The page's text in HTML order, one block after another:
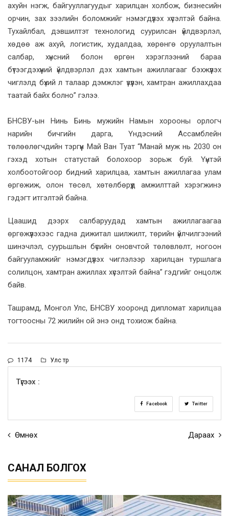
ахуйн нэгж, байгууллагуудыг харилцан холбож, бизнесийн
орчин, зах зээлийн боломжийг нэмэгдүүлэх хүсэлтэй байна.
Тухайлбал, дэвшилтэт технологид суурилсан үйлдвэрлэл,
хөдөө аж ахуй, логистик, худалдаа, хөрөнгө оруулалтын
салбар, хүнсний болон өргөн хэрэглээний бараа
бүтээгдэхүүний үйлдвэрлэл дэх хамтын ажиллагааг бэхжүүлэх
чиглэлд бүхий л талаар дэмжлэг үзүүлэн, хамтран ажиллахдаа
таатай байх болно” гэлээ.
БНСВУ-ын Нинь Бинь мужийн Намын хорооны орлогч
нарийн бичгийн дарга, Үндэсний Ассамблейн
төлөөлөгчдийн тэргүүн Май Ван Туат “Манай муж нь 2030 он
гэхэд хотын статустай болохоор зорьж буй. Үүнтэй
холбоотойгоор бидний харилцаа, хамтын ажиллагаа улам
өргөжиж, олон төсөл, хөтөлбөрүүд амжилттай хэрэгжинэ
гэдэгт итгэлтэй байна.
Цаашид дээрх салбаруудад хамтын ажиллагаагаа
өргөжүүлэхээс гадна дижитал шилжилт, төрийн үйлчилгээний
шинэчлэл, суурьшлын бүсийн оновчтой төлөвлөлт, ногоон
байгууламжийг нэмэгдүүлэх чиглэлээр харилцан туршлага
солилцон, хамтран ажиллах хүсэлтэй байна” гэдгийг онцолж
байв.
Ташрамд, Монгол Улс, БНСВУ хооронд дипломат харилцаа
тогтоосны 72 жилийн ой энэ онд тохиож байна.
1174 Улс төр
Түгээх :
Facebook Twitter
Өмнөх Дараах
САНАЛ БОЛГОХ